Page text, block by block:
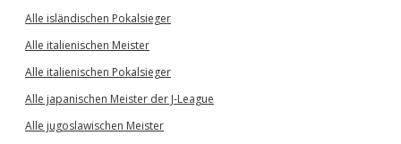
Alle isländischen Pokalsieger
Alle italienischen Meister
Alle italienischen Pokalsieger
Alle japanischen Meister der J-League
Alle jugoslawischen Meister